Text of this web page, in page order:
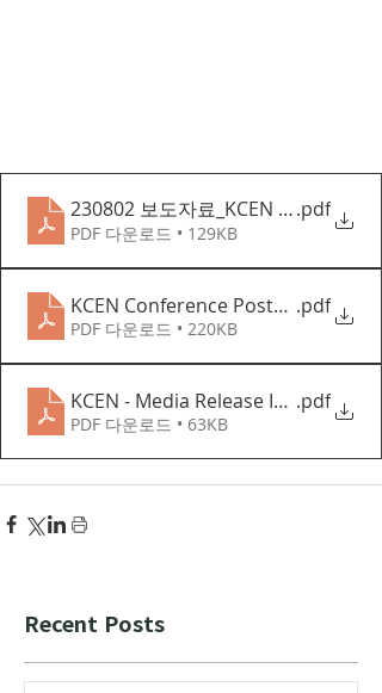
230802 보도자료_KCEN 2023 여름
.pdf
PDF 다운로드 • 129KB
KCEN Conference Poster 2023 08 03
.pdf
PDF 다운로드 • 220KB
KCEN - Media Release Information
.pdf
PDF 다운로드 • 63KB
Recent Posts